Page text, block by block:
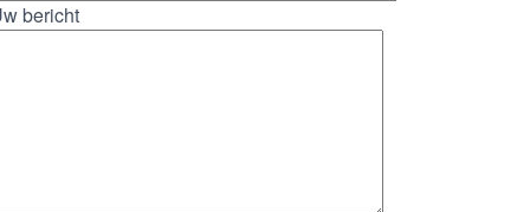
bericht